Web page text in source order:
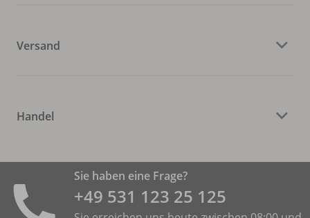
Versand
Handel
Sie haben eine Frage?
+49 531 ­123 25 125